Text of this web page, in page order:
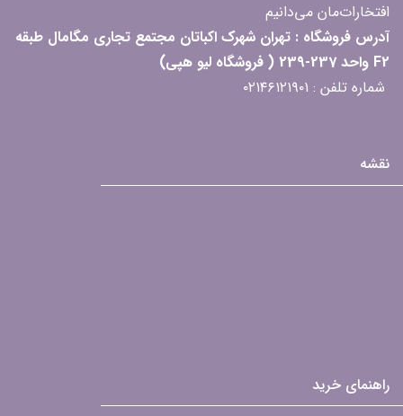
افتخارات‌مان می‌دانیم
آدرس فروشگاه : تهران شهرک اکباتان مجتمع تجاری مگامال طبقه
F2 واحد 237-239 ( فروشگاه لیو هپی)
شماره تلفن : ۰۲۱۴۶۱۲۱۹۰۱
نقشه
راهنمای خرید